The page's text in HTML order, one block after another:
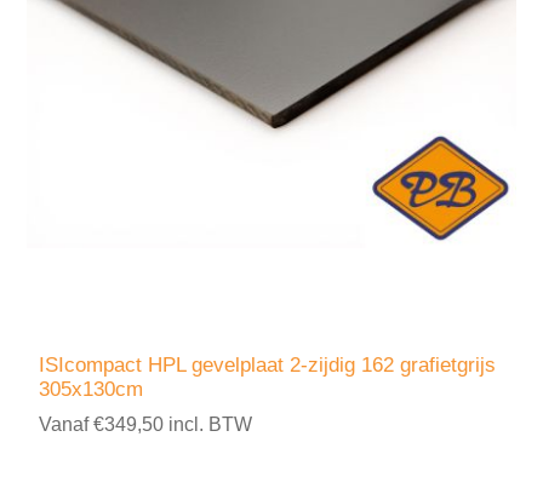
ISIcompact HPL gevelplaat 2-zijdig 162 grafietgrijs
305x130cm
Vanaf €349,50 incl. BTW